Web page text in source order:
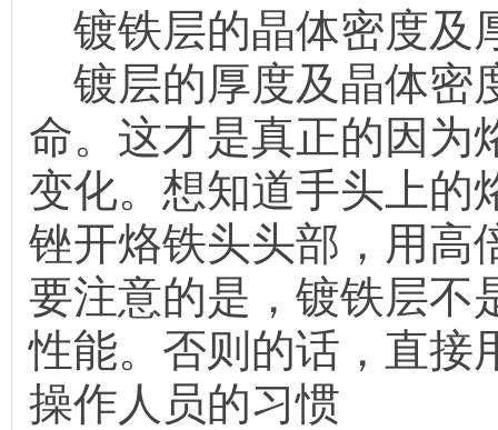
镀铁层的晶体密度及
镀层的厚度及晶体密
命。这才是真正的因为
变化。想知道手头上的
锉开烙铁头头部，用高
要注意的是，镀铁层不
性能。否则的话，直
操作人员的习惯